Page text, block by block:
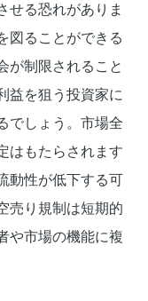
せる恐れがありま
図ることができる
が制限されること
益を狙う投資家に
でしょう。市場全
はもたらされます
動性が低下する可
売り規制は短期的
や市場の機能に複